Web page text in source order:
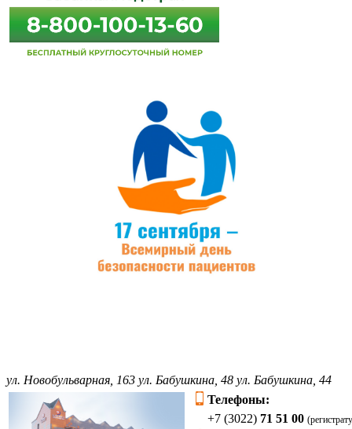
ул. Новобульварная, 163 ул. Бабушкина, 48 ул. Бабушкина, 44
Телефоны:
+7 (3022) 71 51 00